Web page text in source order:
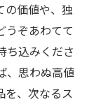
の価値や、独
うぞあわてて
ち込みくださ
、思わぬ高値
を、次なるス